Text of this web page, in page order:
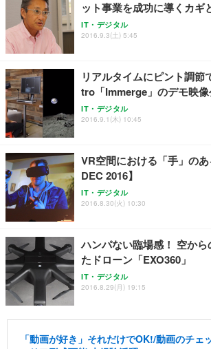
ット事業を成功に導くカギ
IT・デジタル
2016.9.3(土) 5:45
リアルタイムにピント調節
tro「Immerge」のデモ映
IT・デジタル
2016.9.1(木) 10:45
VR空間における「手」の
DEC 2016】
IT・デジタル
2016.8.30(火) 10:30
ハンパない臨場感！ 空か
たドローン「EXO360」
IT・デジタル
2016.8.29(月) 19:15
「動画が好き」それだけでOK!/動画のチェ